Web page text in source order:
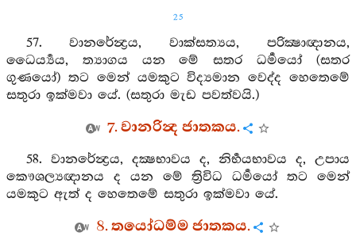
25
57. වානරේන්‍ද්‍රය, වාක්සත්‍යය, පරික්‍ෂාඥානය,
ධෛර්‍ය්‍යය, ත්‍යාගය යන මේ සතර ධර්‍මයෝ (සතර
ගුණයෝ) තට මෙන් යමකුට විද්‍යමාන වෙද්ද හෙතෙමේ
සතුරා ඉක්මවා යේ. (සතුරා මැඩ පවත්වයි.)
7. වානරින්‍ද ජාතකය.
58. වානරේන්‍ද්‍රය, දක්‍ෂභාවය ද, නිර්‍භයභාවය ද, උපාය
කෞශල්‍යඥානය ද යන මේ ත්‍රිවිධ ධර්‍මයෝ තට මෙන්
යමකුට ඇත් ද හෙතෙමේ සතුරා ඉක්මවා යේ.
8. තයෝධම්ම ජාතකය.